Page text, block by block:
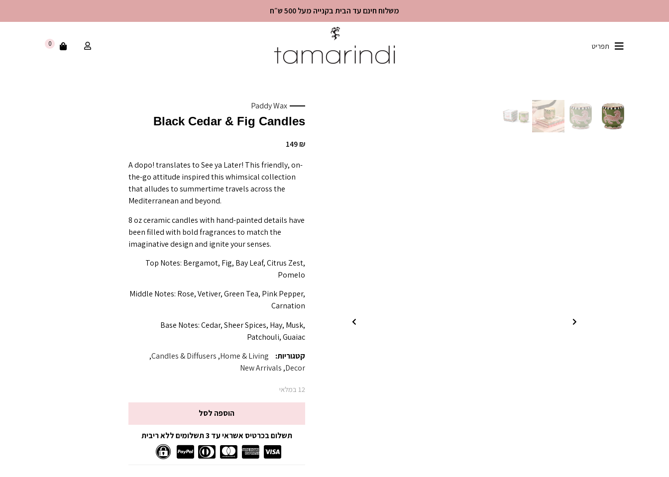
משלוח חינם עד הבית בקנייה מעל 500 ש״ח
תפריט 0
Paddy Wax
Black Cedar & Fig Candles
149₪
A dopo! translates to See ya Later! This friendly, on-
the-go attitude inspired this whimsical collection
that alludes to summertime travels across the
Mediterranean and beyond.
8 oz ceramic candles with hand-painted details have
been filled with bold fragrances to match the
imaginative design and ignite your senses.
Top Notes: Bergamot, Fig, Bay Leaf, Citrus Zest,
Pomelo
Middle Notes: Rose, Vetiver, Green Tea, Pink Pepper,
Carnation
Base Notes: Cedar, Sheer Spices, Hay, Musk,
Patchouli, Guaiac
קטגוריות:
Home & Living
,
Candles & Diffusers
,
Decor
,
New Arrivals
12 במלאי
הוספה לסל
תשלום בכרטיס אשראי עד 3 תשלומים ללא ריבית